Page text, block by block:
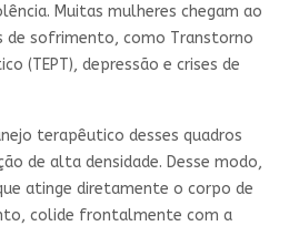
Muitas mulheres chegam ao
de sofrimento, como Transtorno
(TEPT), depressão e crises de
terapêutico desses quadros
de alta densidade. Desse modo,
atinge diretamente o corpo de
colide frontalmente com a